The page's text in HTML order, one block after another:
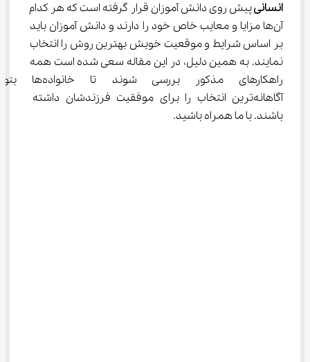
انسانی پیش روی دانش آموزان قرار گرفته است که هر کدام
آن‌ها مزایا و معایب خاص خود را دارند و دانش آموزان باید
بر اساس شرایط و موقعیت خویش بهترین روش را انتخاب
نمایند. به همین دلیل، در این مقاله سعی شده است همه
راهکارهای مذکور بررسی شوند تا
آگاهانه‌ترین انتخاب را برای موفقیت فرزندشان داشته
باشند. با ما همراه باشید.